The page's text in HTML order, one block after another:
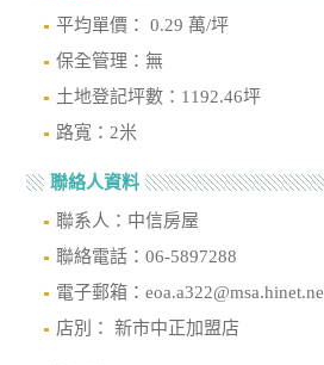
平均單價： 0.29 萬/坪
保全管理：無
土地登記坪數：1192.46坪
路寬：2米
聯絡人資料
聯系人：中信房屋
聯絡電話：06-5897288
電子郵箱：eoa.a322@msa.hinet.ne
店別： 新市中正加盟店